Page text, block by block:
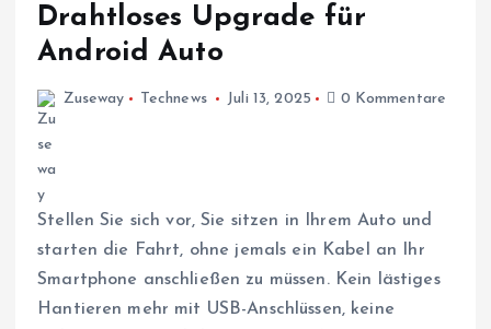
Drahtloses Upgrade für
Android Auto
Zuseway Technews Juli 13, 2025 0 Kommentare
Stellen Sie sich vor, Sie sitzen in Ihrem Auto und
starten die Fahrt, ohne jemals ein Kabel an Ihr
Smartphone anschließen zu müssen. Kein lästiges
Hantieren mehr mit USB-Anschlüssen, keine